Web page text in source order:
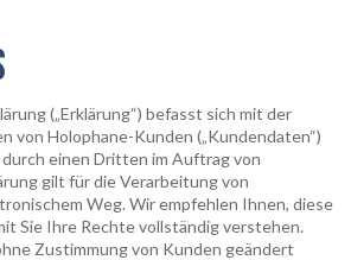
(„Erklärung“) befasst sich mit der
von Holophane-Kunden („Kundendaten“)
einen Dritten im Auftrag von
gilt für die Verarbeitung von
Weg. Wir empfehlen Ihnen, diese
Sie Ihre Rechte vollständig verstehen.
Zustimmung von Kunden geändert